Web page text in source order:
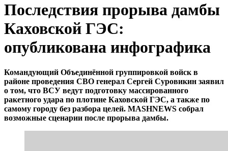
Последствия прорыва дамбы
Каховской ГЭС:
опубликована инфографика
Командующий Объединённой группировкой войск в
районе проведения СВО генерал Сергей Суровикин заявил
о том, что ВСУ ведут подготовку массированного
ракетного удара по плотине Каховской ГЭС, а также по
самому городу без разбора целей. MASHNEWS собрал
возможные сценарии после прорыва дамбы.